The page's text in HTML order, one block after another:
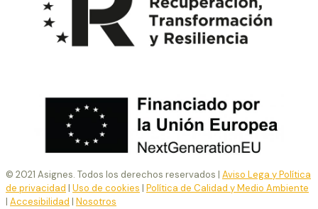
© 2021 Asignes. Todos los derechos reservados | Aviso Lega y Política
de privacidad | Uso de cookies | Política de Calidad y Medio Ambiente
| Accesibilidad | Nosotros